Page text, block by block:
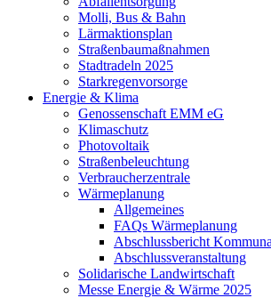
Molli, Bus & Bahn
Lärmaktionsplan
Straßenbaumaßnahmen
Stadtradeln 2025
Starkregenvorsorge
Energie & Klima
Genossenschaft EMM eG
Klimaschutz
Photovoltaik
Straßenbeleuchtung
Verbraucherzentrale
Wärmeplanung
Allgemeines
FAQs Wärmeplanung
Abschlussbericht
Abschlussveranstaltung
Solidarische Landwirtschaft
Messe Energie & Wärme 2025